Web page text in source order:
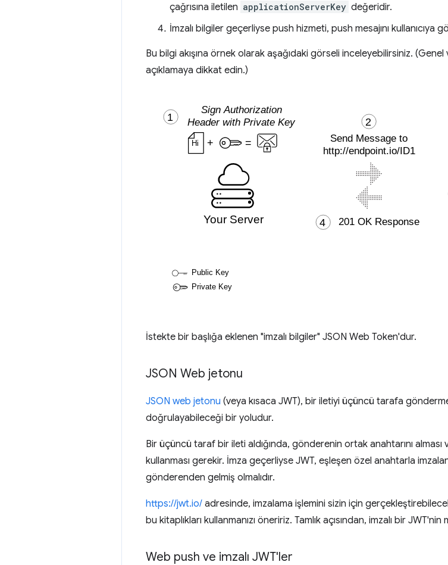
çağrısına iletilen applicationServerKey değeridir.
İmzalı bilgiler geçerliyse push hizmeti, push mesajını kullanıcıya
Bu bilgi akışına örnek olarak aşağıdaki görseli inceleyebilirsiniz.
açıklamaya dikkat edin.)
İstekte bir başlığa eklenen "imzalı bilgiler" JSON Web Token'dur.
JSON Web jetonu
JSON web jetonu (veya kısaca JWT), bir iletiyi üçüncü tarafa
doğrulayabileceği bir yoludur.
Bir üçüncü taraf bir ileti aldığında, gönderenin ortak anahtarını alması
kullanması gerekir. İmza geçerliyse JWT, eşleşen özel anahtarla
gönderenden gelmiş olmalıdır.
https://jwt.io/ adresinde, imzalama işlemini sizin için
bu kitaplıkları kullanmanızı öneririz. Tamlık açısından, imzalı bir
Web push ve imzalı JWT'ler